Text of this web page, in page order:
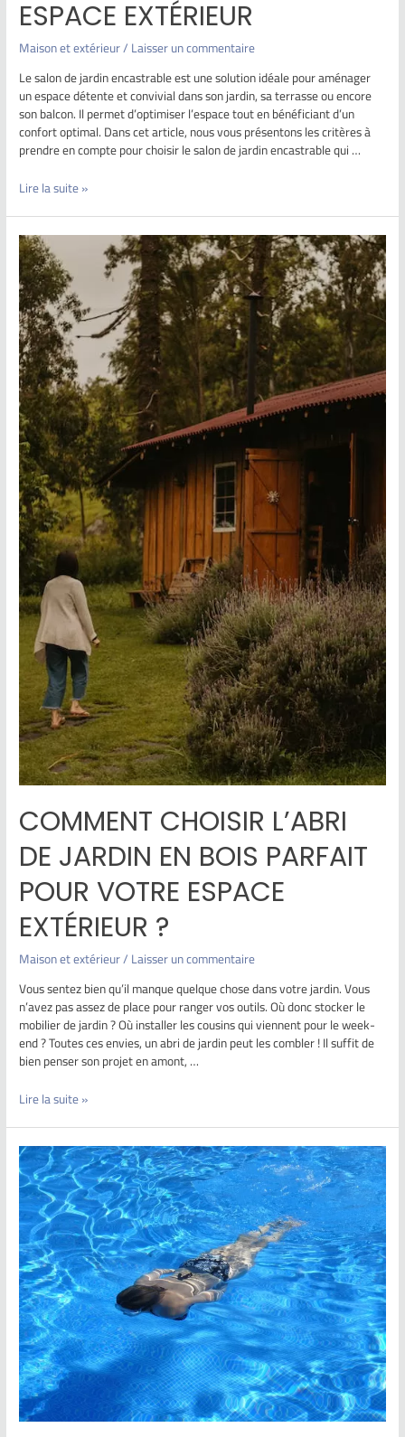
ESPACE EXTÉRIEUR
Maison et extérieur/Laisser un commentaire
Le salon de jardin encastrable est une solution idéale pour aménager
un espace détente et convivial dans son jardin, sa terrasse ou encore
son balcon. Il permet d’optimiser l’espace tout en bénéficiant d’un
confort optimal. Dans cet article, nous vous présentons les critères à
prendre en compte pour choisir le salon de jardin encastrable qui …
Lire la suite »
COMMENT CHOISIR L’ABRI
DE JARDIN EN BOIS PARFAIT
POUR VOTRE ESPACE
EXTÉRIEUR ?
Maison et extérieur/Laisser un commentaire
Vous sentez bien qu’il manque quelque chose dans votre jardin. Vous
n’avez pas assez de place pour ranger vos outils. Où donc stocker le
mobilier de jardin ? Où installer les cousins qui viennent pour le week-
end ? Toutes ces envies, un abri de jardin peut les combler ! Il suffit de
bien penser son projet en amont, …
Lire la suite »